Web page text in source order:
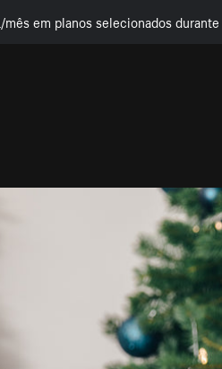
em planos selecionados